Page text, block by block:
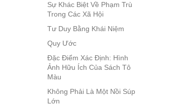
Sự Khác Biệt Về Phạm Trù
Trong Các Xã Hội
Tư Duy Bằng Khái Niệm
Quy Ước
Đặc Điểm Xác Định: Hình
Ảnh Hữu Ích Của Sách Tô
Màu
Không Phải Là Một Nồi Súp
Lớn